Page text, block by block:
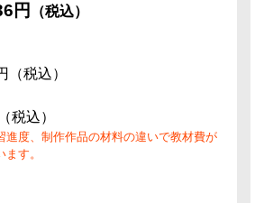
円 （税込）
（税込）
税込）
進度、制作作品の材料の違いで教材費が
す。